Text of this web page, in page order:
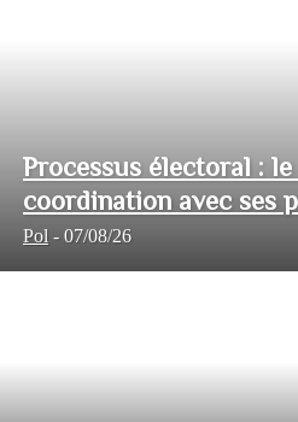
Processus électoral :
coordination avec ses
Pol - 07/08/26